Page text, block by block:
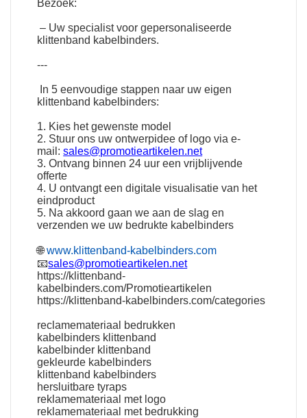
Bezoek:
– Uw specialist voor gepersonaliseerde
klittenband kabelbinders.
---
In 5 eenvoudige stappen naar uw eigen
klittenband kabelbinders:
1. Kies het gewenste model
2. Stuur ons uw ontwerpidee of logo via e-
mail:sales@promotieartikelen.net
3. Ontvang binnen 24 uur een vrijblijvende
offerte
4. U ontvangt een digitale visualisatie van het
eindproduct
5. Na akkoord gaan we aan de slag en
verzenden we uw bedrukte kabelbinders
🌐www.klittenband-kabelbinders.com
📧sales@promotieartikelen.net
https://klittenband-
kabelbinders.com/Promotieartikelen
https://klittenband-kabelbinders.com/categories
reclamemateriaal bedrukken
kabelbinders klittenband
kabelbinder klittenband
gekleurde kabelbinders
klittenband kabelbinders
hersluitbare tyraps
reklamemateriaal met logo
reklamemateriaal met bedrukking